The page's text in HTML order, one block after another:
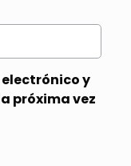
y
próxima vez